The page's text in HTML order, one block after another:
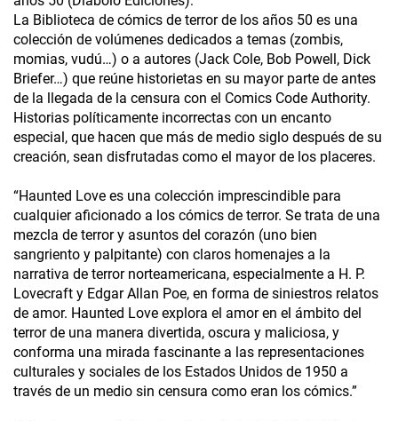
La Biblioteca de cómics de terror de los años 50 es una
colección de volúmenes dedicados a temas (zombis,
momias, vudú…) o a autores (Jack Cole, Bob Powell, Dick
Briefer…) que reúne historietas en su mayor parte de antes
de la llegada de la censura con el Comics Code Authority.
Historias políticamente incorrectas con un encanto
especial, que hacen que más de medio siglo después de su
creación, sean disfrutadas como el mayor de los placeres.
“Haunted Love es una colección imprescindible para
cualquier aficionado a los cómics de terror. Se trata de una
mezcla de terror y asuntos del corazón (uno bien
sangriento y palpitante) con claros homenajes a la
narrativa de terror norteamericana, especialmente a H. P.
Lovecraft y Edgar Allan Poe, en forma de siniestros relatos
de amor. Haunted Love explora el amor en el ámbito del
terror de una manera divertida, oscura y maliciosa, y
conforma una mirada fascinante a las representaciones
culturales y sociales de los Estados Unidos de 1950 a
través de un medio sin censura como eran los cómics.”